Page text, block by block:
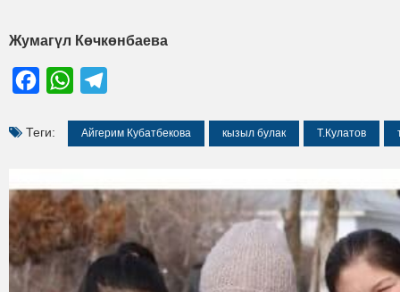
Жумагүл Көчкөнбаева
FacebookWhatsApp
Теги: Айгерим Кубатбекова кызыл булак Т.Кулатов